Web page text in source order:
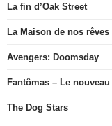
La fin d’Oak Street
La Maison de nos rêves
Avengers: Doomsday
Fantômas – Le
The Dog Stars